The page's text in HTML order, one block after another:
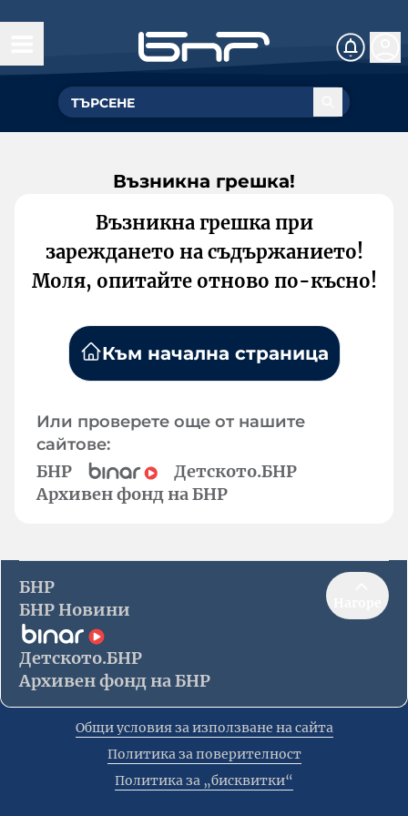
Възникна грешка!
Възникна грешка при
зареждането на съдържанието!
Моля, опитайте отново по-късно!
Към начална страница
Или проверете още от нашите
сайтове:
БНР
Детското.БНР
Архивен фонд на БНР
БНР
БНР Новини
Детското.БНР
Архивен фонд на БНР
Общи условия за използване на сайта
Политика за поверителност
Политика за „бисквитки“